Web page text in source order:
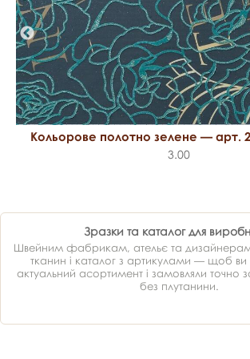
Кольорове полотно зелене — арт.
3.00
Зразки та каталог для
Швейним фабрикам, ательє та
тканин і каталог з артикулами — щоб ви
актуальний асортимент і замовляли точно
без плутанини.